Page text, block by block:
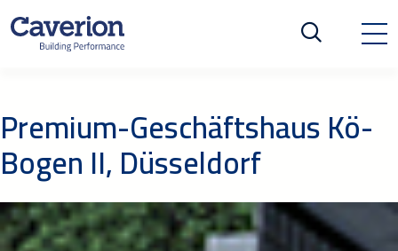
Premium-Geschäftshaus Kö-
Bogen II, Düsseldorf